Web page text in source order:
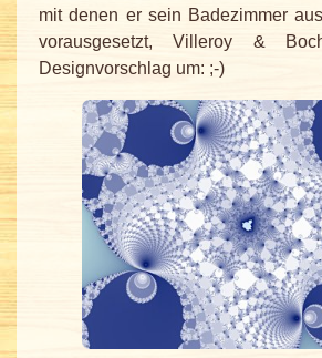
mit denen er sein Badezimmer
vorausgesetzt, Villeroy &
Designvorschlag um: ;-)